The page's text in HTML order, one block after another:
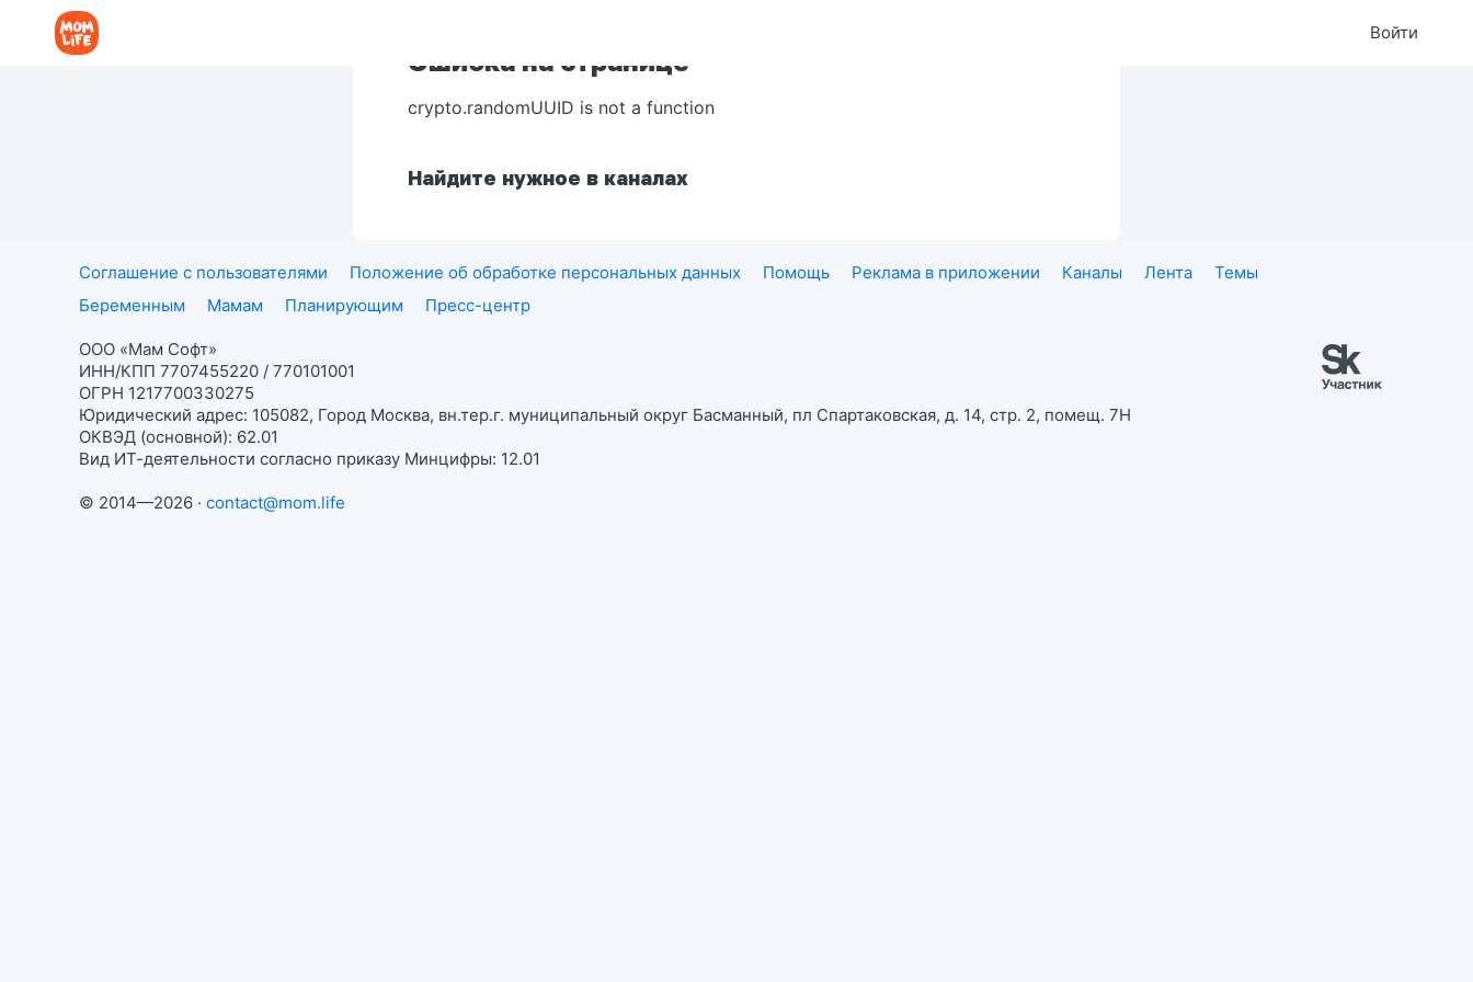
Войти
Ошибка на странице
crypto.randomUUID is not a function
Найдите нужное в каналах
Соглашение с пользователями Положение об обработке персональных данных Помощь Реклама в приложении Каналы Лента
Темы
Беременным
Мамам Планирующим Пресс-центр
ООО «Мам Софт»
ИНН/КПП 7707455220 / 770101001
ОГРН 1217700330275
Юридический адрес: 105082, Город Москва, вн.тер.г. муниципальный округ Басманный, пл Спартаковская, д. 14, стр. 2, помещ. 7Н
ОКВЭД (основной): 62.01
Вид ИТ-деятельности согласно приказу Минцифры: 12.01
© 2014—2026 · contact@mom.life